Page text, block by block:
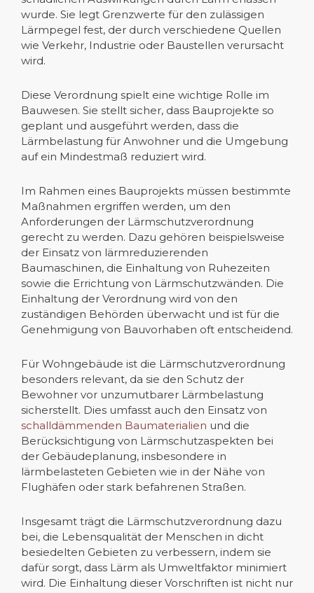
wurde. Sie legt Grenzwerte für den zulässigen
Lärmpegel fest, der durch verschiedene Quellen
wie Verkehr, Industrie oder Baustellen verursacht
wird.
Diese Verordnung spielt eine wichtige Rolle im
Bauwesen. Sie stellt sicher, dass Bauprojekte so
geplant und ausgeführt werden, dass die
Lärmbelastung für Anwohner und die Umgebung
auf ein Mindestmaß reduziert wird.
Im Rahmen eines Bauprojekts müssen bestimmte
Maßnahmen ergriffen werden, um den
Anforderungen der Lärmschutzverordnung
gerecht zu werden. Dazu gehören beispielsweise
der Einsatz von lärmreduzierenden
Baumaschinen, die Einhaltung von Ruhezeiten
sowie die Errichtung von Lärmschutzwänden. Die
Einhaltung der Verordnung wird von den
zuständigen Behörden überwacht und ist für die
Genehmigung von Bauvorhaben oft entscheidend.
Für Wohngebäude ist die Lärmschutzverordnung
besonders relevant, da sie den Schutz der
Bewohner vor unzumutbarer Lärmbelastung
sicherstellt. Dies umfasst auch den Einsatz von
schalldämmenden Baumaterialien und die
Berücksichtigung von Lärmschutzaspekten bei
der Gebäudeplanung, insbesondere in
lärmbelasteten Gebieten wie in der Nähe von
Flughäfen oder stark befahrenen Straßen.
Insgesamt trägt die Lärmschutzverordnung dazu
bei, die Lebensqualität der Menschen in dicht
besiedelten Gebieten zu verbessern, indem sie
dafür sorgt, dass Lärm als Umweltfaktor minimiert
wird. Die Einhaltung dieser Vorschriften ist nicht nur